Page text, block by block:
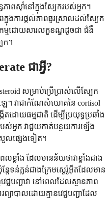
ភាពស៊ាំនៅក្នុងស្បែករបស់អ្នក។
ពក្នុងការផ្តល់ភាពធូរស្រាលដល់ស្បែក
ម្មដោយសារលក្ខខណ្ឌដូចជា ជំងឺ
ក។
ជាអ្វី?
សម្រាប់ប្រើប្រាស់លើស្បែក
េ។ វាជាកំណែសំយោគនៃ cortisol
តដោយធម្មជាតិ ដើម្បីប្រយុទ្ធប្រឆាំង
អ្នក វាជួយកាត់បន្ថយការឡើង
លផ្សេងទៀត។
លខ្លាំង ដែលមានន័យថាវាខ្លាំងជាង
ែទន់ភ្លន់ជាងក្រែមស្តេរ៉ូអ៊ីតដែលមាន
ជ្ជបញ្ជាវា នៅពេលដែលស្ថានភាព
យាបាលដោយគ្មានវេជ្ជបញ្ជាដែល